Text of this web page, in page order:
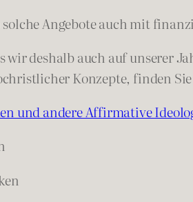
Angebote auch mit
wir deshalb auch auf unserer
Konzepte, finden
und andere Affirmative